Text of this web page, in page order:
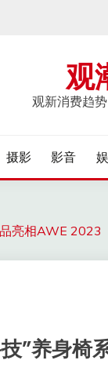
观
观新消费趋
摄影 影音
亮相AWE 2023
”养身椅